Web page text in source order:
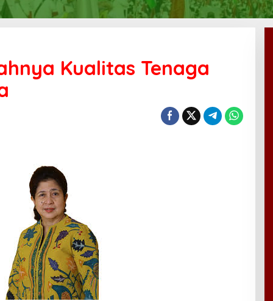
Kualitas Tenaga